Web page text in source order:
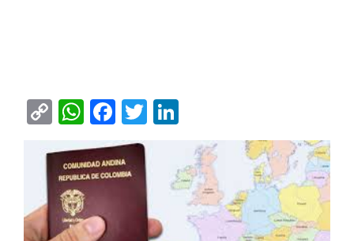
Copy
Link
WhatsApp
Facebook
Twitter